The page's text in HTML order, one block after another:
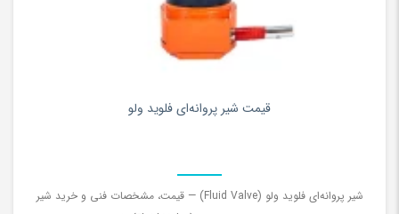
قیمت شیر پروانه‌ای فلوید ولو
شیر پروانه‌ای فلوید ولو (Fluid Valve) — قیمت، مشخصات فنی و خرید شیر